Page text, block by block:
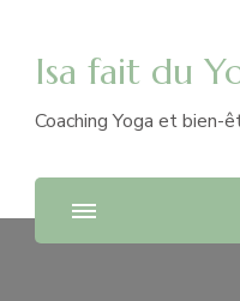
Isa fait du
Coaching Yoga et bien-